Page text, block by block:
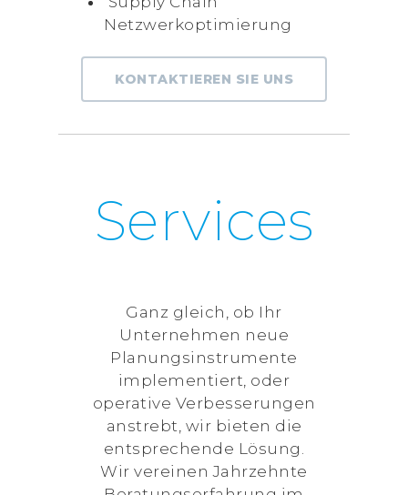
Netzwerkoptimierung
KONTAKTIEREN SIE UNS
Services
Ganz gleich, ob Ihr
Unternehmen neue
Planungsinstrumente
implementiert, oder
operative Verbesserungen
anstrebt, wir bieten die
entsprechende Lösung.
Wir vereinen Jahrzehnte